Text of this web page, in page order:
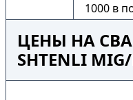
1000 в
ЦЕНЫ НА
SHTENLI